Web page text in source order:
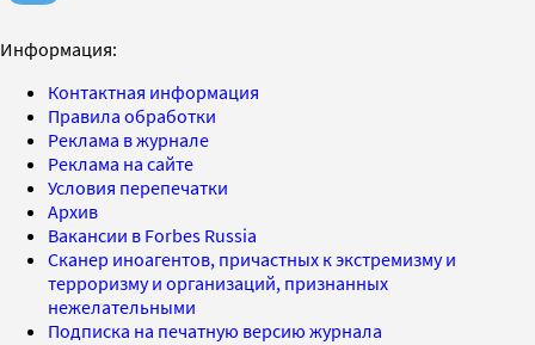
Информация:
Контактная информация
Правила обработки
Реклама в журнале
Реклама на сайте
Условия перепечатки
Архив
Вакансии в Forbes Russia
Сканер иноагентов, причастных к экстремизму и
терроризму и организаций, признанных
нежелательными
Подписка на печатную версию журнала